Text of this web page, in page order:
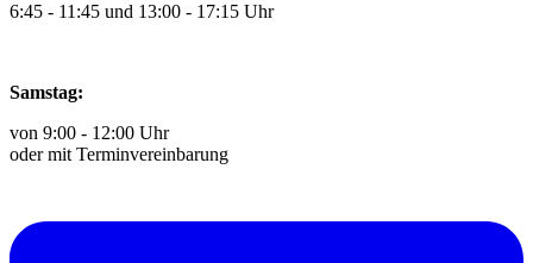
6:45 - 11:45 und 13:00 - 17:15 Uhr
Samstag:
von 9:00 - 12:00 Uhr
oder mit Terminvereinbarung